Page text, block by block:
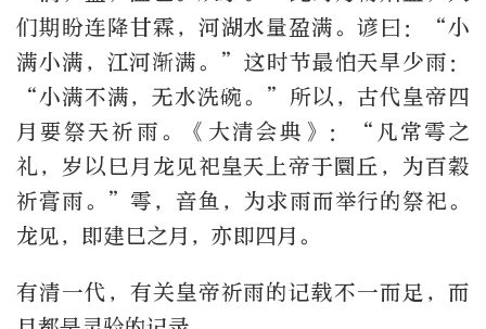
们期盼连降甘霖，河湖水量盈满。谚曰：“小
满小满，江河渐满。”这时节最怕天旱少雨：
“小满不满，无水洗碗。”所以，古代皇帝四
月要祭天祈雨。《大清会典》：“凡常雩之
礼，岁以巳月龙见祀皇天上帝于圜丘，为百穀
祈膏雨。”雩，音鱼，为求雨而举行的祭祀。
龙见，即建巳之月，亦即四月。
有清一代，有关皇帝祈雨的记载不一而足，而